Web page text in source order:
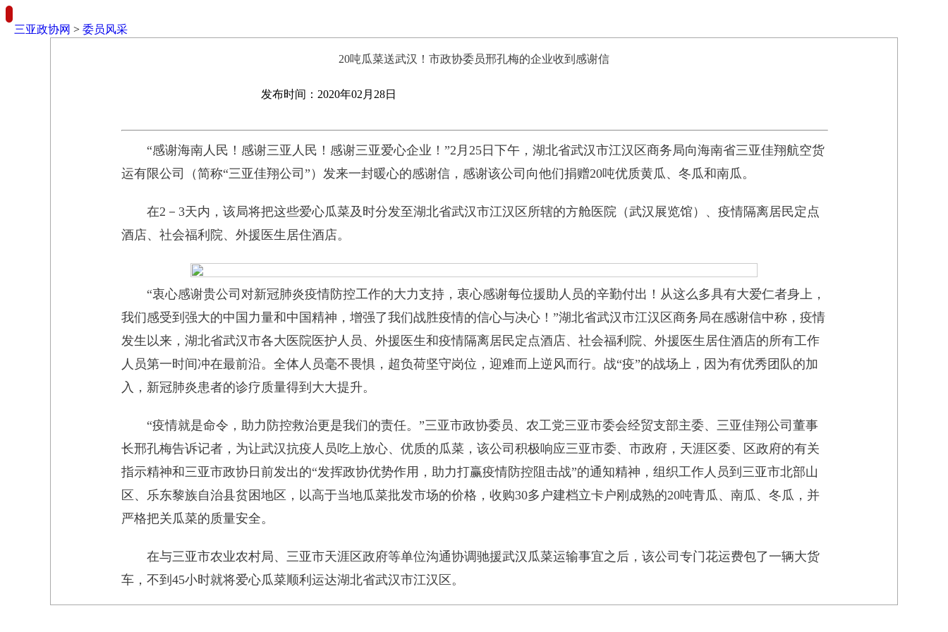
三亚政协网 > 委员风采
20吨瓜菜送武汉！市政协委员邢孔梅的企业收到感谢信
发布时间：2020年02月28日
“感谢海南人民！感谢三亚人民！感谢三亚爱心企业！”2月25日下午，湖北省武汉市江汉区商务局向海南省三亚佳翔航空货
运有限公司（简称“三亚佳翔公司”）发来一封暖心的感谢信，感谢该公司向他们捐赠20吨优质黄瓜、冬瓜和南瓜。
在2－3天内，该局将把这些爱心瓜菜及时分发至湖北省武汉市江汉区所辖的方舱医院（武汉展览馆）、疫情隔离居民定点
酒店、社会福利院、外援医生居住酒店。
“衷心感谢贵公司对新冠肺炎疫情防控工作的大力支持，衷心感谢每位援助人员的辛勤付出！从这么多具有大爱仁者身上，
我们感受到强大的中国力量和中国精神，增强了我们战胜疫情的信心与决心！”湖北省武汉市江汉区商务局在感谢信中称，疫情
发生以来，湖北省武汉市各大医院医护人员、外援医生和疫情隔离居民定点酒店、社会福利院、外援医生居住酒店的所有工作
人员第一时间冲在最前沿。全体人员毫不畏惧，超负荷坚守岗位，迎难而上逆风而行。战“疫”的战场上，因为有优秀团队的加
入，新冠肺炎患者的诊疗质量得到大大提升。
“疫情就是命令，助力防控救治更是我们的责任。”三亚市政协委员、农工党三亚市委会经贸支部主委、三亚佳翔公司董事
长邢孔梅告诉记者，为让武汉抗疫人员吃上放心、优质的瓜菜，该公司积极响应三亚市委、市政府，天涯区委、区政府的有关
指示精神和三亚市政协日前发出的“发挥政协优势作用，助力打赢疫情防控阻击战”的通知精神，组织工作人员到三亚市北部山
区、乐东黎族自治县贫困地区，以高于当地瓜菜批发市场的价格，收购30多户建档立卡户刚成熟的20吨青瓜、南瓜、冬瓜，并
严格把关瓜菜的质量安全。
在与三亚市农业农村局、三亚市天涯区政府等单位沟通协调驰援武汉瓜菜运输事宜之后，该公司专门花运费包了一辆大货
车，不到45小时就将爱心瓜菜顺利运达湖北省武汉市江汉区。